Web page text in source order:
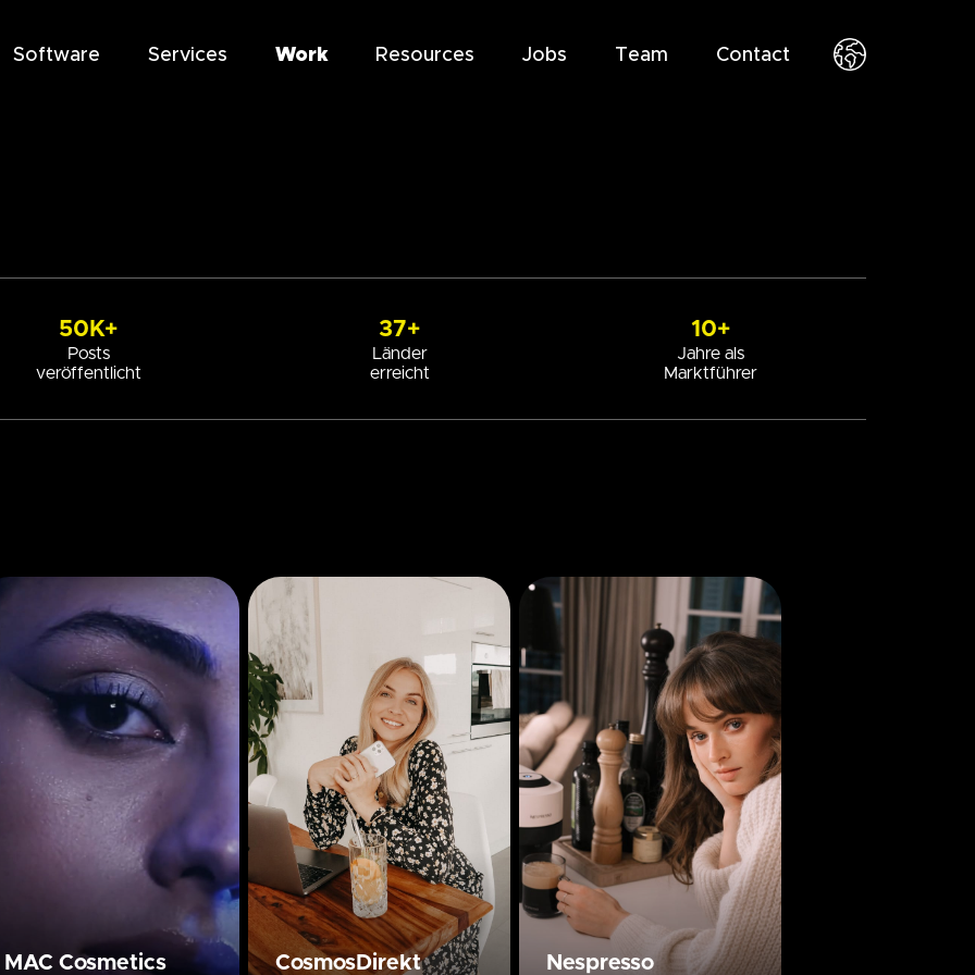
Software Services Work Resources Jobs Team Contact
50K+
Posts
veröffentlicht
37+
Länder
erreicht
10+
Jahre als
Marktführer
MAC Cosmetics CosmosDirekt Nespresso